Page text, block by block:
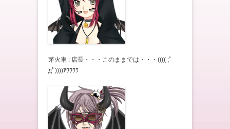
茅火車 : 店長・・・このままでは・・・(((( ;ﾟ
дﾟ))))ｱﾜﾜﾜﾜ